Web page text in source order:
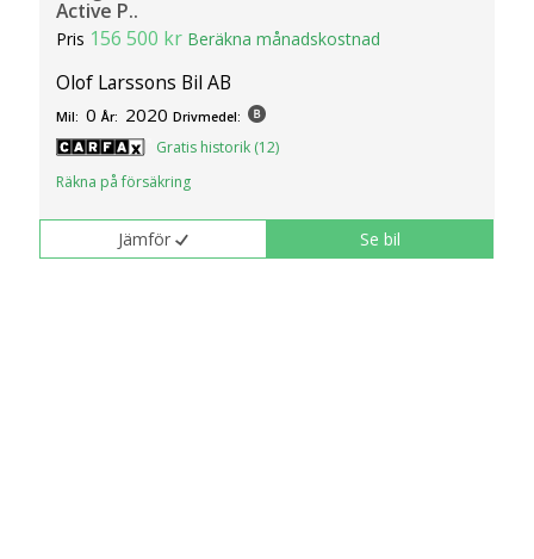
Active P..
Pris 156 500 kr Beräkna månadskostnad
Olof Larssons Bil AB
Mil: 0 År: 2020 Drivmedel:
Gratis historik (12)
Räkna på försäkring
Jämför Se bil